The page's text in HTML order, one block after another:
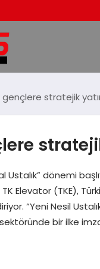
gençlere stratejik
Ustalık” dönemi
Elevator (TKE),
“Yeni Nesil
sektöründe bir ilke